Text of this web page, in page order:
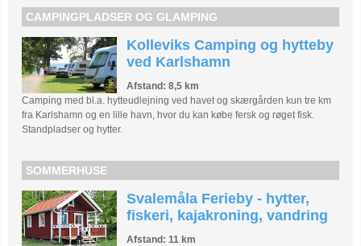
CAMPINGPLADSER OG GLAMPING
Kolleviks Camping og hytteby
ved Karlshamn
Afstand: 8,5 km
Camping med bl.a. hytteudlejning ved havet og skærgården kun tre km
fra Karlshamn og en lille havn, hvor du kan købe fersk og røget fisk.
Standpladser og hytter.
SOMMERHUSE
Svalemåla Ferieby - hytter,
fiskeri, kajakroning, vandring
Afstand: 11 km